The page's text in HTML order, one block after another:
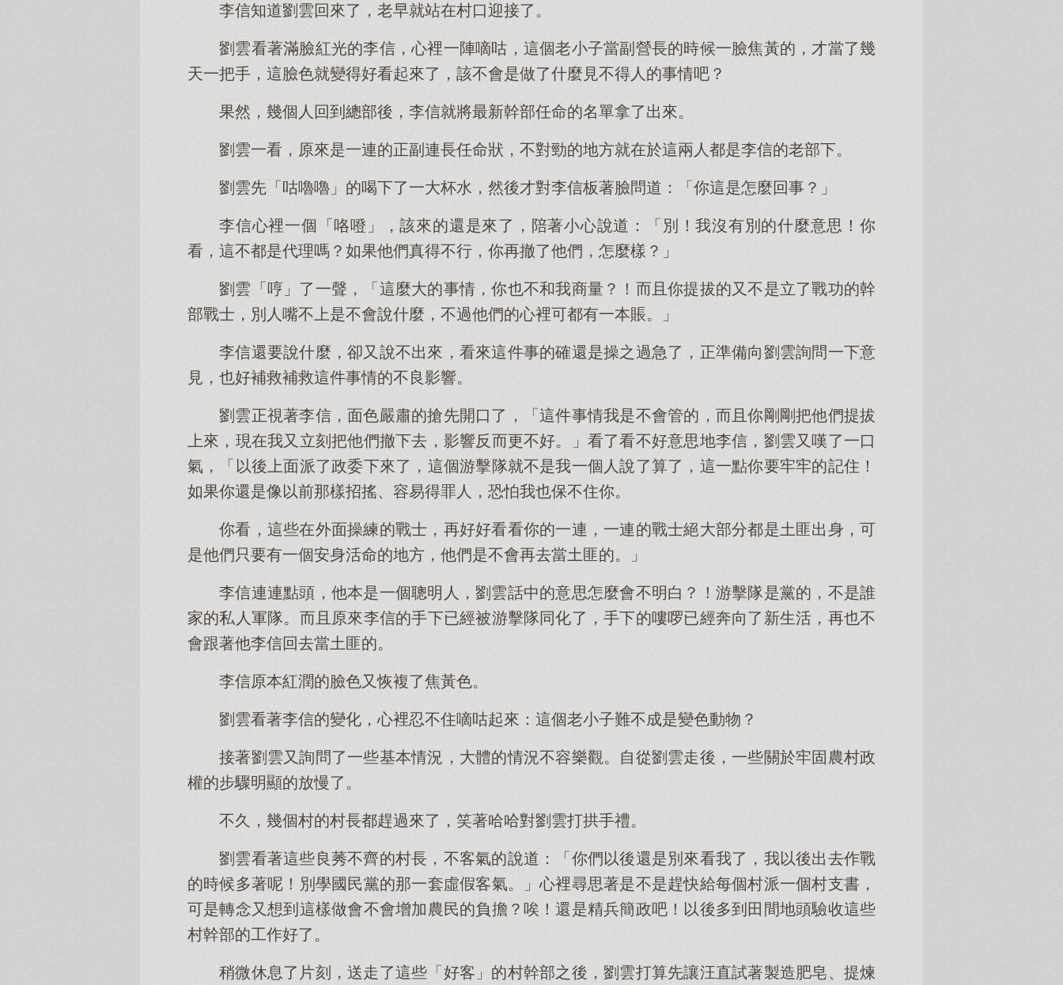
李信知道劉雲回來了，老早就站在村口迎接了。
劉雲看著滿臉紅光的李信，心裡一陣嘀咕，這個老小子當副營長的時候一臉焦黃的，才當了幾
天一把手，這臉色就變得好看起來了，該不會是做了什麼見不得人的事情吧？
果然，幾個人回到總部後，李信就將最新幹部任命的名單拿了出來。
劉雲一看，原來是一連的正副連長任命狀，不對勁的地方就在於這兩人都是李信的老部下。
劉雲先「咕嚕嚕」的喝下了一大杯水，然後才對李信板著臉問道：「你這是怎麼回事？」
李信心裡一個「咯噔」，該來的還是來了，陪著小心說道：「別！我沒有別的什麼意思！你
看，這不都是代理嗎？如果他們真得不行，你再撤了他們，怎麼樣？」
劉雲「哼」了一聲，「這麼大的事情，你也不和我商量？！而且你提拔的又不是立了戰功的幹
部戰士，別人嘴不上是不會說什麼，不過他們的心裡可都有一本賬。」
李信還要說什麼，卻又說不出來，看來這件事的確還是操之過急了，正準備向劉雲詢問一下意
見，也好補救補救這件事情的不良影響。
劉雲正視著李信，面色嚴肅的搶先開口了，「這件事情我是不會管的，而且你剛剛把他們提拔
上來，現在我又立刻把他們撤下去，影響反而更不好。」看了看不好意思地李信，劉雲又嘆了一口
氣，「以後上面派了政委下來了，這個游擊隊就不是我一個人說了算了，這一點你要牢牢的記住！
如果你還是像以前那樣招搖、容易得罪人，恐怕我也保不住你。
你看，這些在外面操練的戰士，再好好看看你的一連，一連的戰士絕大部分都是土匪出身，可
是他們只要有一個安身活命的地方，他們是不會再去當土匪的。」
李信連連點頭，他本是一個聰明人，劉雲話中的意思怎麼會不明白？！游擊隊是黨的，不是誰
家的私人軍隊。而且原來李信的手下已經被游擊隊同化了，手下的嘍啰已經奔向了新生活，再也不
會跟著他李信回去當土匪的。
李信原本紅潤的臉色又恢複了焦黃色。
劉雲看著李信的變化，心裡忍不住嘀咕起來：這個老小子難不成是變色動物？
接著劉雲又詢問了一些基本情況，大體的情況不容樂觀。自從劉雲走後，一些關於牢固農村政
權的步驟明顯的放慢了。
不久，幾個村的村長都趕過來了，笑著哈哈對劉雲打拱手禮。
劉雲看著這些良莠不齊的村長，不客氣的說道：「你們以後還是別來看我了，我以後出去作戰
的時候多著呢！別學國民黨的那一套虛假客氣。」心裡尋思著是不是趕快給每個村派一個村支書，
可是轉念又想到這樣做會不會增加農民的負擔？唉！還是精兵簡政吧！以後多到田間地頭驗收這些
村幹部的工作好了。
稍微休息了片刻，送走了這些「好客」的村幹部之後，劉雲打算先讓汪直試著製造肥皂、提煉